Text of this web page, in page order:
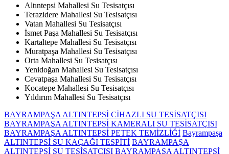
Altıntepsi Mahallesi Su Tesisatçısı
Terazidere Mahallesi Su Tesisatçısı
Vatan Mahallesi Su Tesisatçısı
İsmet Paşa Mahallesi Su Tesisatçısı
Kartaltepe Mahallesi Su Tesisatçısı
Muratpaşa Mahallesi Su Tesisatçısı
Orta Mahallesi Su Tesisatçısı
Yenidoğan Mahallesi Su Tesisatçısı
Cevatpaşa Mahallesi Su Tesisatçısı
Kocatepe Mahallesi Su Tesisatçısı
Yıldırım Mahallesi Su Tesisatçısı
BAYRAMPAŞA ALTINTEPSİ CİHAZLI SU TESİSATÇISI
BAYRAMPAŞA ALTINTEPSİ KAMERALI SU TESİSATÇISI
BAYRAMPAŞA ALTINTEPSİ PETEK TEMİZLİĞİ Bayrampaşa
ALTINTEPSİ SU KAÇAĞI TESPİTİ BAYRAMPAŞA
ALTINTEPSİ SU TESİSATÇISI BAYRAMPAŞA ALTINTEPSİ